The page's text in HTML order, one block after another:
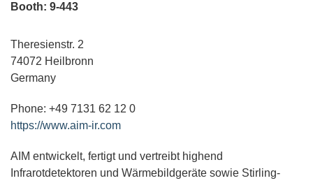
Booth: 9-443
Theresienstr. 2
74072 Heilbronn
Germany
Phone: +49 7131 62 12 0
https://www.aim-ir.com
AIM entwickelt, fertigt und vertreibt highend
Infrarotdetektoren und Wärmebildgeräte sowie Stirling-